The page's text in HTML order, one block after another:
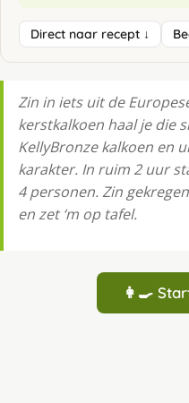
Direct naar recept ↓
Zin in iets uit de
kerstkalkoen haal je die
KellyBronze kalkoen en
karakter. In ruim 2 uur
4 personen. Zin
en zet ‘m op tafel.
👩‍🍳